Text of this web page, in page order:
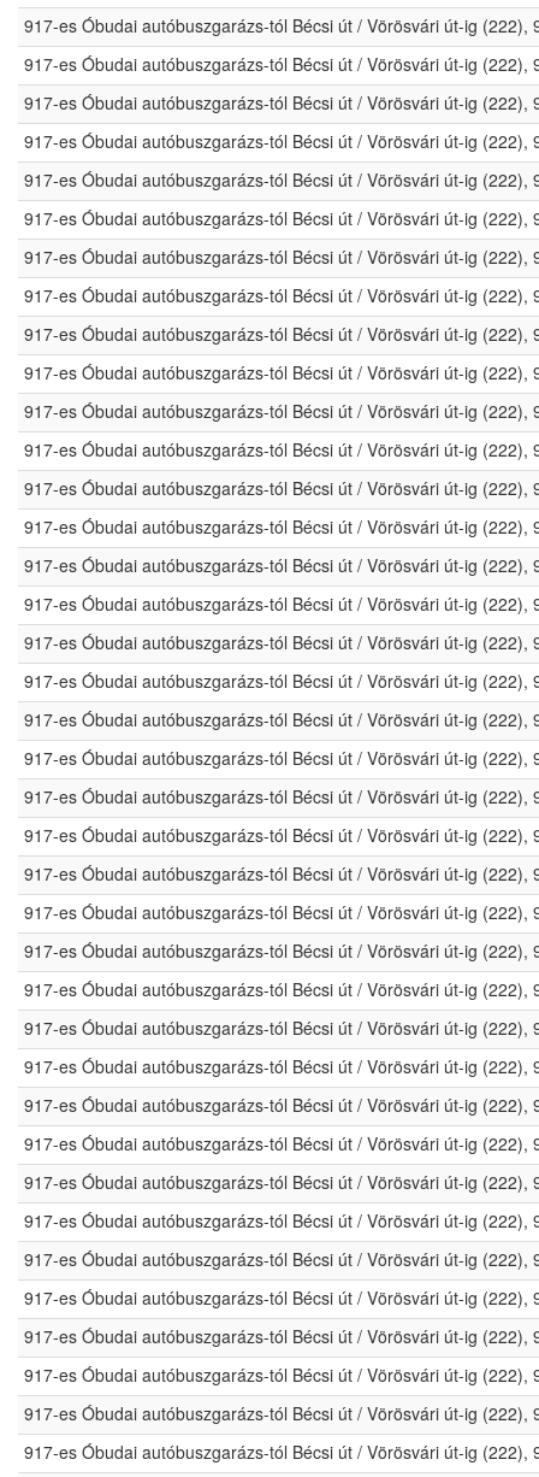
917-es Óbudai autóbuszgarázs-tól Bécsi út / Vörösvári út-ig
917-es Óbudai autóbuszgarázs-tól Bécsi út / Vörösvári út-ig
917-es Óbudai autóbuszgarázs-tól Bécsi út / Vörösvári út-ig
917-es Óbudai autóbuszgarázs-tól Bécsi út / Vörösvári út-ig
917-es Óbudai autóbuszgarázs-tól Bécsi út / Vörösvári út-ig
917-es Óbudai autóbuszgarázs-tól Bécsi út / Vörösvári út-ig
917-es Óbudai autóbuszgarázs-tól Bécsi út / Vörösvári út-ig
917-es Óbudai autóbuszgarázs-tól Bécsi út / Vörösvári út-ig
917-es Óbudai autóbuszgarázs-tól Bécsi út / Vörösvári út-ig
917-es Óbudai autóbuszgarázs-tól Bécsi út / Vörösvári út-ig
917-es Óbudai autóbuszgarázs-tól Bécsi út / Vörösvári út-ig
917-es Óbudai autóbuszgarázs-tól Bécsi út / Vörösvári út-ig
917-es Óbudai autóbuszgarázs-tól Bécsi út / Vörösvári út-ig
917-es Óbudai autóbuszgarázs-tól Bécsi út / Vörösvári út-ig
917-es Óbudai autóbuszgarázs-tól Bécsi út / Vörösvári út-ig
917-es Óbudai autóbuszgarázs-tól Bécsi út / Vörösvári út-ig
917-es Óbudai autóbuszgarázs-tól Bécsi út / Vörösvári út-ig
917-es Óbudai autóbuszgarázs-tól Bécsi út / Vörösvári út-ig
917-es Óbudai autóbuszgarázs-tól Bécsi út / Vörösvári út-ig
917-es Óbudai autóbuszgarázs-tól Bécsi út / Vörösvári út-ig
917-es Óbudai autóbuszgarázs-tól Bécsi út / Vörösvári út-ig
917-es Óbudai autóbuszgarázs-tól Bécsi út / Vörösvári út-ig
917-es Óbudai autóbuszgarázs-tól Bécsi út / Vörösvári út-ig
917-es Óbudai autóbuszgarázs-tól Bécsi út / Vörösvári út-ig
917-es Óbudai autóbuszgarázs-tól Bécsi út / Vörösvári út-ig
917-es Óbudai autóbuszgarázs-tól Bécsi út / Vörösvári út-ig
917-es Óbudai autóbuszgarázs-tól Bécsi út / Vörösvári út-ig
917-es Óbudai autóbuszgarázs-tól Bécsi út / Vörösvári út-ig
917-es Óbudai autóbuszgarázs-tól Bécsi út / Vörösvári út-ig
917-es Óbudai autóbuszgarázs-tól Bécsi út / Vörösvári út-ig
917-es Óbudai autóbuszgarázs-tól Bécsi út / Vörösvári út-ig
917-es Óbudai autóbuszgarázs-tól Bécsi út / Vörösvári út-ig
917-es Óbudai autóbuszgarázs-tól Bécsi út / Vörösvári út-ig
917-es Óbudai autóbuszgarázs-tól Bécsi út / Vörösvári út-ig
917-es Óbudai autóbuszgarázs-tól Bécsi út / Vörösvári út-ig
917-es Óbudai autóbuszgarázs-tól Bécsi út / Vörösvári út-ig
917-es Óbudai autóbuszgarázs-tól Bécsi út / Vörösvári út-ig
917-es Óbudai autóbuszgarázs-tól Bécsi út / Vörösvári út-ig